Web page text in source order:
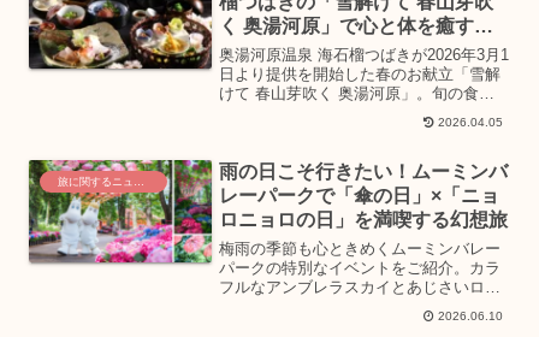
く 奥湯河原」で心と体を癒す美
食体験
奥湯河原温泉 海石榴つばきが2026年3月1
日より提供を開始した春のお献立「雪解
けて 春山芽吹く 奥湯河原」。旬の食材
と美しい盛り付けで五感を満たす美食体
験は、女子旅にぴったりの贅沢なひとと
で、春の息吹を感じさせる料理の数々
と、公式ホームページ限定の特別な特典
で、心ゆくまで奥湯河原の春を堪能でき
るでしょう。
2026.04.05
雨の日こそ行きたい！ムーミンバ
レーパークで「傘の日」×「ニョ
ロニョロの日」を満喫する幻想旅
梅雨の季節も心ときめくムーミンバレー
パークの特別なイベントをご紹介。カラ
フルなアンブレラスカイとあじさいロー
ド、限定フォトスポット、雨の日だけの
特別なプレゼントなど、女子旅を彩る魅
2026.06.10